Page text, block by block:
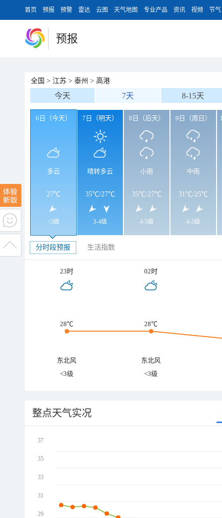
首页 预报 预警 雷达 云图 天气地图 专业产品 资讯 视频 节气
预报
全国 > 江苏 > 泰州 > 高港
今天 7天 8-15天
6日（今天）
多云
27℃
<3级
7日（明天）
晴转多云
35℃/27℃
3-4级
8日（后天）
小雨
35℃/27℃
4-5级
9日（周日）
中雨
31℃/25℃
4-5级
分时段预报 生活指数
23时 02时
28℃ 28℃
东北风
东北风
<3级
<3级
整点天气实况
37
35
33
31
29